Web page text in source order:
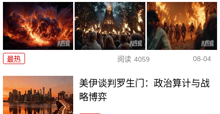
最热 阅读 4059 08-04
美伊谈判罗生门：政治算计与战
略博弈